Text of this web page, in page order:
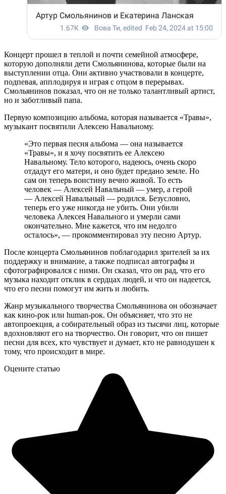
Концерт прошел в теплой и почти семейной атмосфере,
которую дополняли дети Смольянинова, которые были на
выступлении отца. Они активно участвовали в концерте,
подпевая, апплодируя и играя с отцом в перерывах.
Смольянинов показал, что он не только талантливый артист,
но и заботливый папа.
Первую композицию альбома, которая называется «Травы»,
музыкант посвятили Алексею Навальному.
«Это первая песня альбома — она называется
«Травы», и я хочу посвятить ее Алексею
Навальному. Тело которого, надеюсь, очень скоро
отдадут его матери, и оно будет предано земле. Но
сам он теперь воистину вечно живой. То есть
человек — Алексей Навальный — умер, а герой
— Алексей Навальный — родился. Безусловно,
теперь его уже никогда не убить. Они убили
человека Алексея Навального и умерли сами
окончательно. Мне кажется, что им недолго
осталось», — прокомментировал эту песню Артур.
После концерта Смольянинов поблагодарил зрителей за их
поддержку и внимание, а также подписал автографы и
сфотографировался с ними. Он сказал, что он рад, что его
музыка находит отклик в сердцах людей, и что он надеется,
что его песни помогут им жить и любить.
Жанр музыкального творчества Смольянинова он обозначает
как кино-рок или human-рок. Он объясняет, что это не
автопроекция, а собирательный образ из тысячи лиц, которые
вдохновляют его на творчество. Он говорит, что он пишет
песни для всех, кто чувствует и думает, кто не равнодушен к
тому, что происходит в мире.
Оцените статью